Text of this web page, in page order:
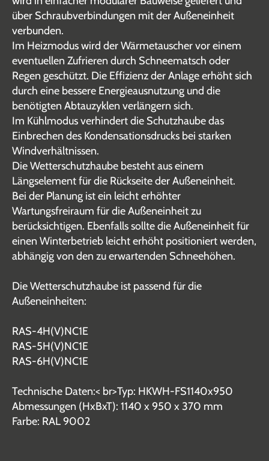
über Schraubverbindungen mit der Außeneinheit
verbunden.
Im Heizmodus wird der Wärmetauscher vor einem
eventuellen Zufrieren durch Schneematsch oder
Regen geschützt. Die Effizienz der Anlage erhöht sich
durch eine bessere Energieausnutzung und die
benötigten Abtauzyklen verlängern sich.
Im Kühlmodus verhindert die Schutzhaube das
Einbrechen des Kondensationsdrucks bei starken
Windverhältnissen.
Die Wetterschutzhaube besteht aus einem
Längselement für die Rückseite der Außeneinheit.
Bei der Planung ist ein leicht erhöhter
Wartungsfreiraum für die Außeneinheit zu
berücksichtigen. Ebenfalls sollte die Außeneinheit für
einen Winterbetrieb leicht erhöht positioniert werden,
abhängig von den zu erwartenden Schneehöhen.
Die Wetterschutzhaube ist passend für die
Außeneinheiten:
RAS-4H(V)NC1E
RAS-5H(V)NC1E
RAS-6H(V)NC1E
Technische Daten:< br>Typ: HKWH-FS1140x950
Abmessungen (HxBxT): 1140 x 950 x 370 mm
Farbe: RAL 9002